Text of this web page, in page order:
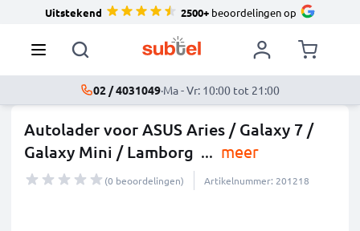
Uitstekend 2500+beoordelingen op
02 / 4031049·Ma - Vr: 10:00 tot 21:00
Autolader voor ASUS Aries / Galaxy 7 /
Galaxy Mini / Lamborg ... meer
(0 beoordelingen) Artikelnummer: 201218